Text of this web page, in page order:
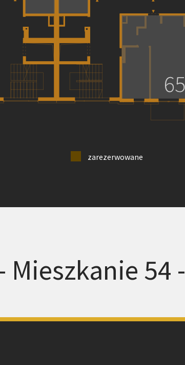
zarezerwowane
Mieszkanie 54 -